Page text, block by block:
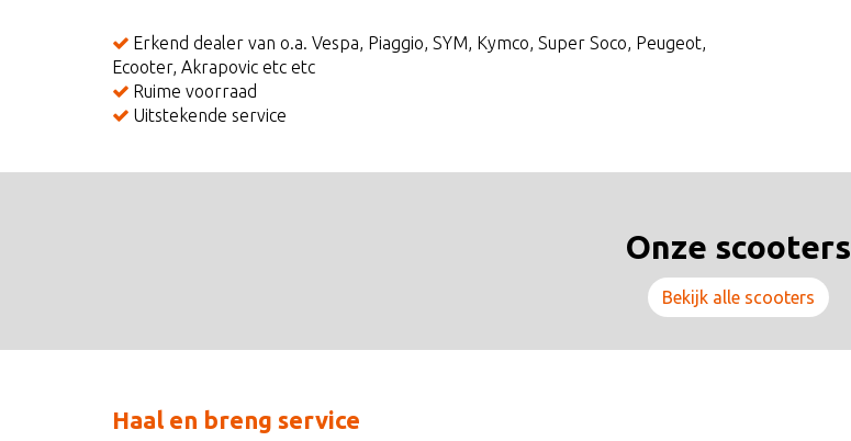
Erkend dealer van o.a. Vespa, Piaggio, SYM, Kymco, Super Soco, Peugeot,
Ecooter, Akrapovic etc etc
Ruime voorraad
Uitstekende service
Onze scooters
Bekijk alle scooters
Haal en breng service